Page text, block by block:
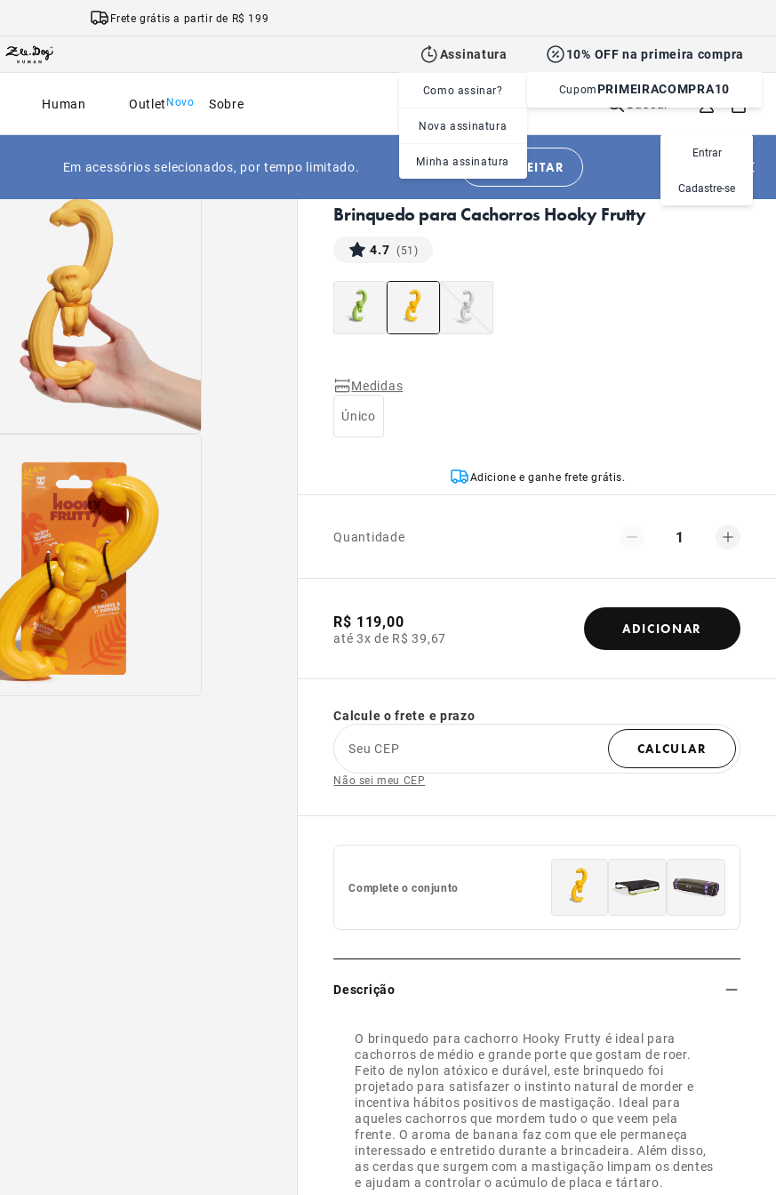
Frete grátis a partir de R$ 199
Assinatura
Como assinar?
Nova assinatura
Minha assinatura
10% OFF na primeira compra
CupomPRIMEIRACOMPRA10
Human Outlet Sobre
Entrar
Cadastre-se
Em acessórios selecionados, por tempo limitado. APROVEITAR
Cachorros|Brinquedos|Morder e roer
Brinquedo para Cachorros Hooky Frutty
4.7 (51)
Medidas
Único
Adicione e ganhe frete grátis.
Quantidade 1
R$ 119,00
até 3x de R$ 39,67
ADICIONAR
Calcule o frete e prazo
Seu CEP
CALCULAR
Não sei meu CEP
Complete o conjunto
Descrição
O brinquedo para cachorro Hooky Frutty é ideal para
cachorros de médio e grande porte que gostam de roer.
Feito de nylon atóxico e durável, este brinquedo foi
projetado para satisfazer o instinto natural de morder e
incentiva hábitos positivos de mastigação. Ideal para
aqueles cachorros que mordem tudo o que veem pela
frente. O aroma de banana faz com que ele permaneça
interessado e entretido durante a brincadeira. Além disso,
as cerdas que surgem com a mastigação limpam os dentes
e ajudam a controlar o acúmulo de placa e tártaro.